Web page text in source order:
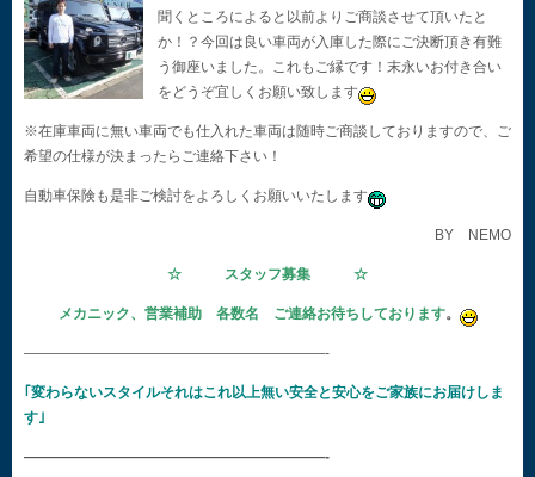
聞くところによると以前よりご商談させて頂いたと
か！？今回は良い車両が入庫した際にご決断頂き有難
う御座いました。これもご縁です！末永いお付き合い
をどうぞ宜しくお願い致します
※在庫車両に無い車両でも仕入れた車両は随時ご商談しておりますので、ご
希望の仕様が決まったらご連絡下さい！
自動車保険も是非ご検討をよろしくお願いいたします
BY NEMO
☆ スタッフ募集 ☆
メカニック、営業補助 各数名 ご連絡お待ちしております。
—————————————————————-
｢変わらないスタイルそれはこれ以上無い安全と安心をご家族にお届けしま
す｣
—————————————————————-